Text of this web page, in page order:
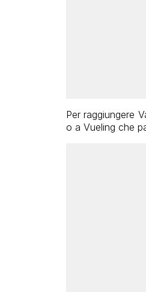
Per raggiungere
o a Vueling che